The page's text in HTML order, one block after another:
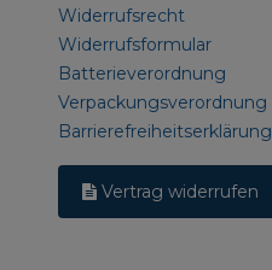
Widerrufsrecht
Widerrufsformular
Batterieverordnung
Verpackungsverordnung
Barrierefreiheitserklärung
Vertrag widerrufen